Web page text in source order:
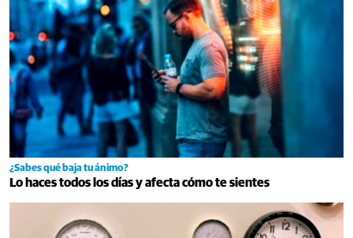
¿Sabes qué baja tu ánimo?
Lo haces todos los días y afecta cómo te sientes